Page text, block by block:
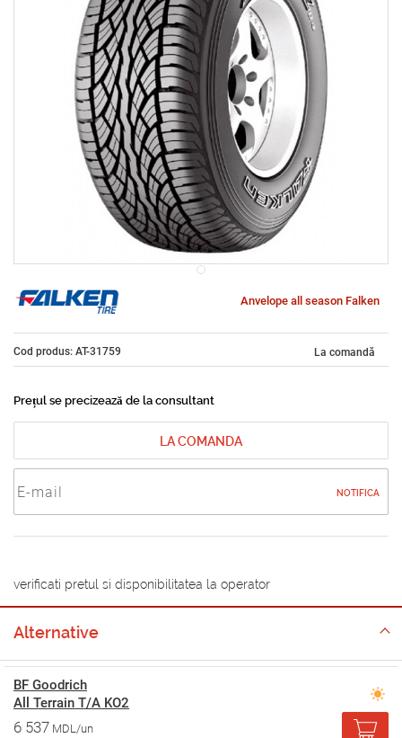
Anvelope all season Falken
Cod produs: AT-31759 La comandă
Prețul se precizează de la consultant
LA COMANDA
NOTIFICA
verificati pretul si disponibilitatea la operator
Alternative
BF Goodrich
All Terrain T/A KO2
6 537 MDL/un